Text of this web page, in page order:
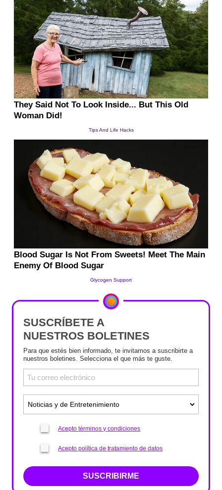
SUSCRÍBETE A
NUESTROS BOLETINES
Para que estés bien informado, te invitamos a suscribirte a
nuestros boletines. Selecciona el que más te guste.
Acepto términos y condiciones
Acepto política de tratamiento de datos
SUSCRIBIRME